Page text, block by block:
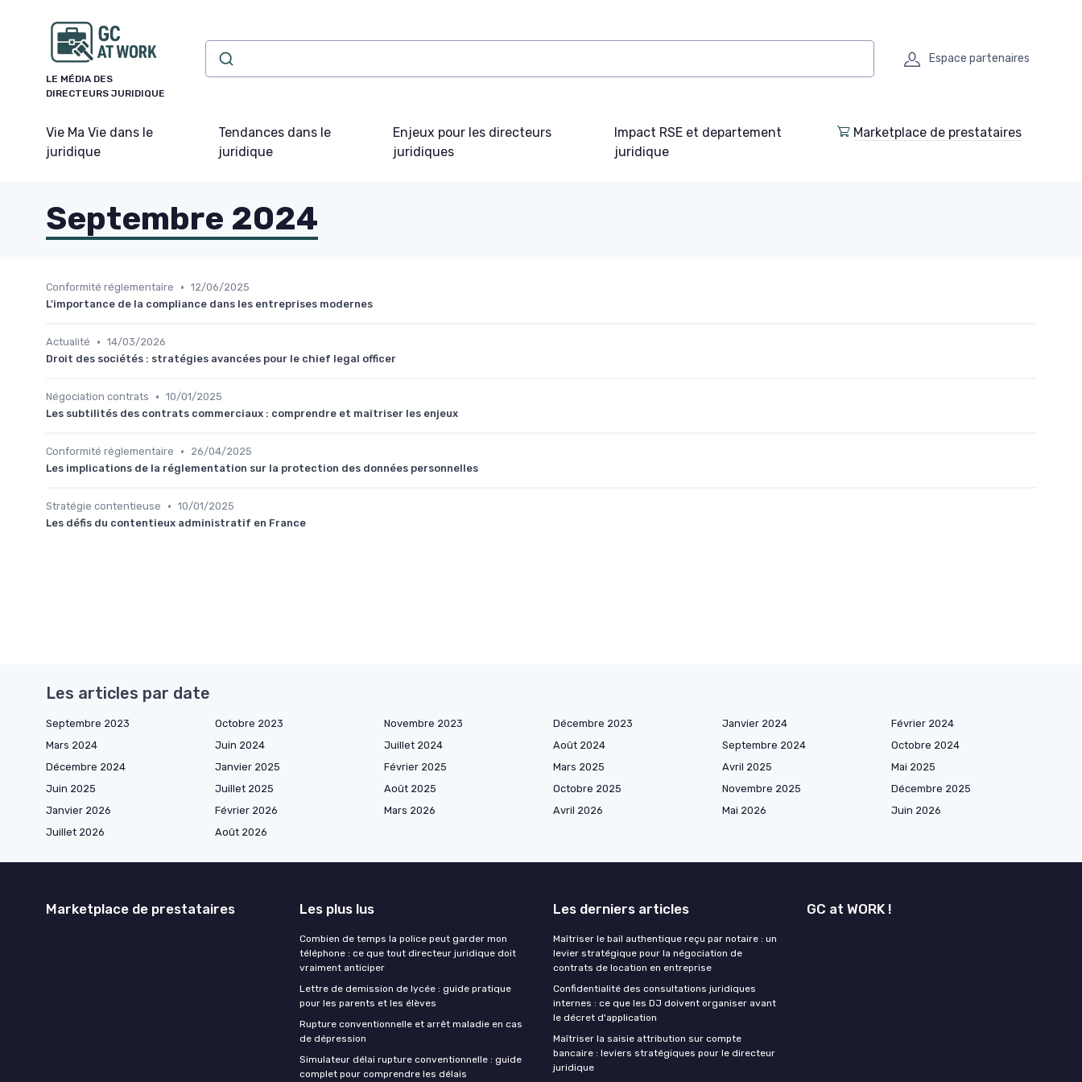
LE MÉDIA DES
DIRECTEURS JURIDIQUE
Espace partenaires
Vie Ma Vie dans le
juridique
Tendances dans le
juridique
Enjeux pour les directeurs
juridiques
Impact RSE et departement
juridique
Marketplace de prestataires
Septembre 2024
Conformité réglementaire • 12/06/2025
L'importance de la compliance dans les entreprises modernes
Actualité • 14/03/2026
Droit des sociétés : stratégies avancées pour le chief legal officer
Négociation contrats • 10/01/2025
Les subtilités des contrats commerciaux : comprendre et maîtriser les enjeux
Conformité réglementaire •
26/04/2025
Les implications de la réglementation sur la protection des données personnelles
Stratégie contentieuse • 10/01/2025
Les défis du contentieux administratif en France
Les articles par date
Septembre 2023 Octobre 2023 Novembre 2023 Décembre 2023 Janvier 2024
Février 2024
Mars 2024
Juin 2024 Juillet 2024 Août 2024 Septembre 2024
Octobre 2024
Décembre 2024
Janvier 2025 Février 2025 Mars 2025 Avril 2025
Mai 2025
Juin 2025
Juillet 2025 Août 2025 Octobre 2025 Novembre 2025
Décembre 2025
Janvier 2026
Février 2026 Mars 2026 Avril 2026 Mai 2026
Juin 2026
Juillet 2026
Août 2026
Marketplace de prestataires Les plus lus
Combien de temps la police peut garder mon
téléphone : ce que tout directeur juridique doit
vraiment anticiper
Lettre de demission de lycée : guide pratique
pour les parents et les élèves
Rupture conventionnelle et arrêt maladie en cas
de dépression
Simulateur délai rupture conventionnelle : guide
complet pour comprendre les délais
Les derniers articles
Maîtriser le bail authentique reçu par notaire : un
levier stratégique pour la négociation de
contrats de location en entreprise
Confidentialité des consultations juridiques
internes : ce que les DJ doivent organiser avant
le décret d'application
Maîtriser la saisie attribution sur compte
bancaire : leviers stratégiques pour le directeur
juridique
GC at WORK !